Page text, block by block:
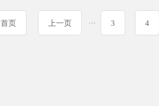
首页 上一页 ··· 3 4